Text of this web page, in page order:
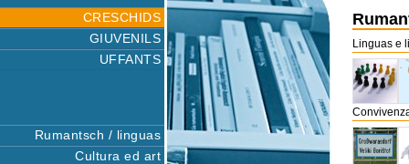
CRESCHIDS
GIUVENILS
UFFANTS
Rumantsch / linguas
Cultura ed art
Linguas e